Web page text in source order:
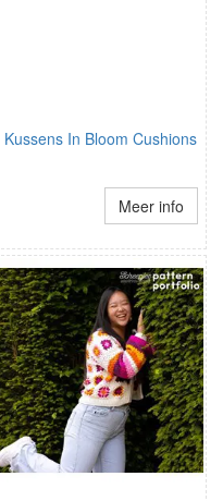
Kussens In Bloom Cushions
Meer info